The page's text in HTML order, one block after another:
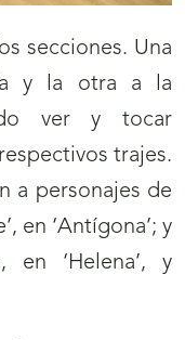
secciones. Una
y la otra a la
ver y tocar
trajes.
a personajes de
en ‘Antígona’; y
en ‘Helena’, y